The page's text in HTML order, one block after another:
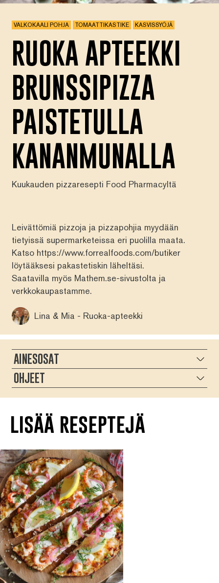
VALKOKAALI POHJA TOMAATTIKASTIKE KASVISSYÖJÄ
RUOKA APTEEKKI
BRUNSSIPIZZA
PAISTETULLA
KANANMUNALLA
Kuukauden pizzaresepti Food Pharmacyltä
Leivättömiä pizzoja ja pizzapohjia myydään
tietyissä supermarketeissa eri puolilla maata.
Katso https://www.forrealfoods.com/butiker
löytääksesi pakastetiskin läheltäsi.
Saatavilla myös Mathem.se-sivustolta ja
verkkokaupastamme.
Lina & Mia - Ruoka-apteekki
AINESOSAT
OHJEET
lisää reseptejä